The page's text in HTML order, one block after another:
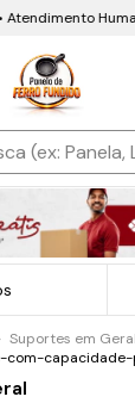
Humanizado
Suportes em Geral
capacidade-